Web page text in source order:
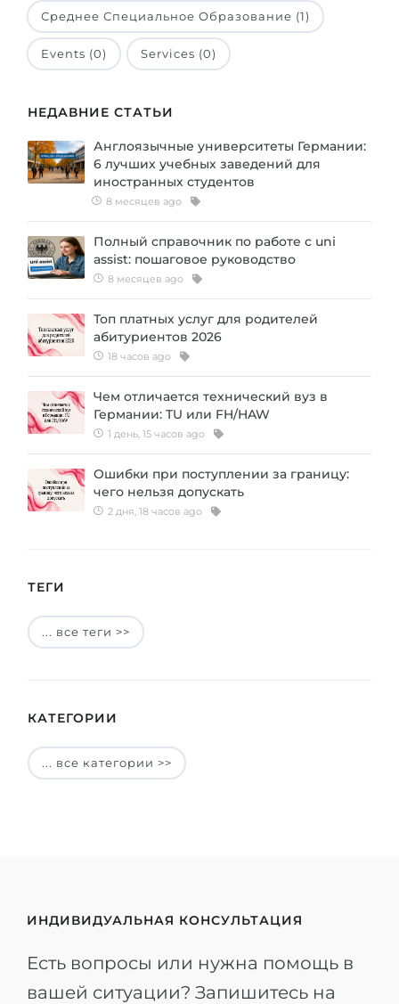
Среднее Специальное Образование (1)
Events (0) Services (0)
НЕДАВНИЕ СТАТЬИ
Англоязычные университеты Германии:
6 лучших учебных заведений для
иностранных студентов
8 месяцев ago
Полный справочник по работе с uni
assist: пошаговое руководство
8 месяцев ago
Топ платных услуг для родителей
абитуриентов 2026
18 часов ago
Чем отличается технический вуз в
Германии: TU или FH/HAW
1 день, 15 часов ago
Ошибки при поступлении за границу:
чего нельзя допускать
2 дня, 18 часов ago
ТЕГИ
... все теги >>
КАТЕГОРИИ
... все категории >>
ИНДИВИДУАЛЬНАЯ КОНСУЛЬТАЦИЯ
Есть вопросы или нужна помощь в
вашей ситуации? Запишитесь на